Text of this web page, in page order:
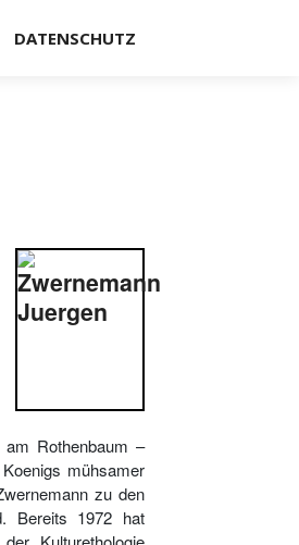
DATENSCHUTZ
Rothenbaum –
mühsamer
zu den
Bereits 1972 hat